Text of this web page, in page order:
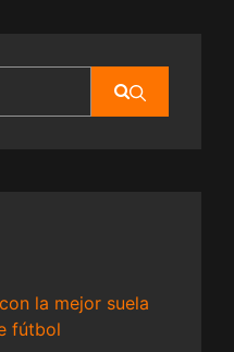
la mejor suela
fútbol